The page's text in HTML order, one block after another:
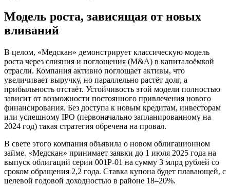
Модель роста, зависящая от новых
вливаний
В целом, «Медскан» демонстрирует классическую модель
роста через слияния и поглощения (M&A) в капиталоёмкой
отрасли. Компания активно поглощает активы, что
увеличивает выручку, но параллельно растёт долг, а
прибыльность отстаёт. Устойчивость этой модели полностью
зависит от возможности постоянного привлечения нового
финансирования. Без доступа к новым кредитам, инвесторам
или успешному IPO (первоначально запланированному на
2024 год) такая стратегия обречена на провал.
В свете этого компания объявила о новом облигационном
займе. «Медскан» принимает заявки до 1 июля 2025 года на
выпуск облигаций серии 001P-01 на сумму 3 млрд рублей со
сроком обращения 2,2 года. Ставка купона будет плавающей, с
целевой годовой доходностью в районе 18–20%.